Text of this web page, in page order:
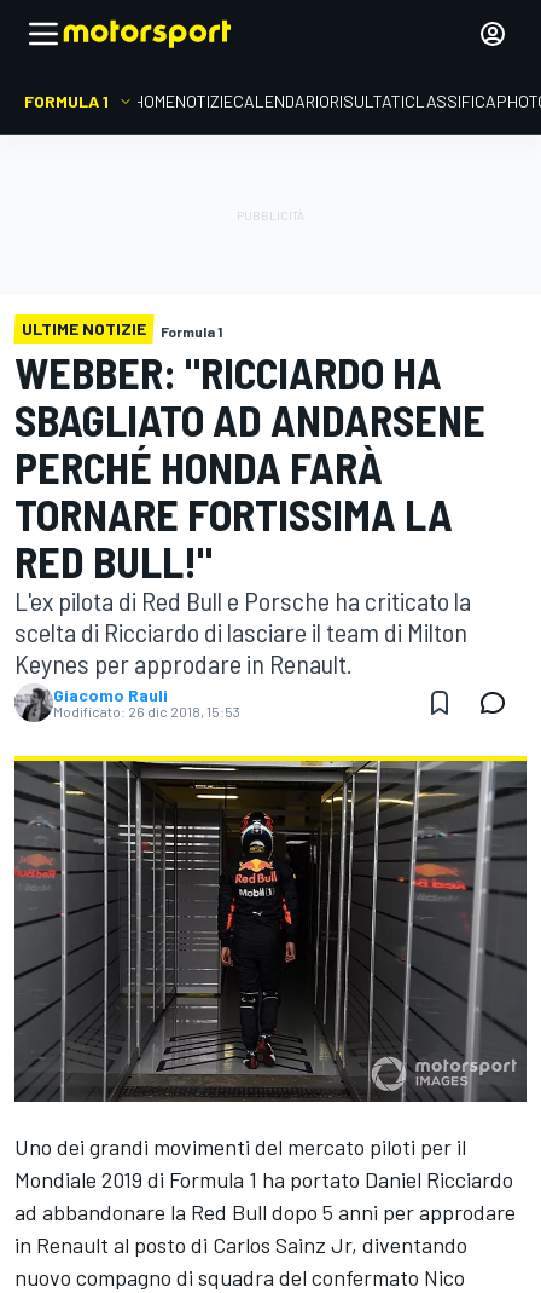
FORMULA 1 HOMENOTIZIECALENDARIORISULTATICLASSIFICA
ULTIME NOTIZIE Formula 1
WEBBER: "RICCIARDO HA
SBAGLIATO AD ANDARSENE
PERCHÉ HONDA FARÀ
TORNARE FORTISSIMA LA
RED BULL!"
L'ex pilota di Red Bull e Porsche ha criticato la
scelta di Ricciardo di lasciare il team di Milton
Keynes per approdare in Renault.
Giacomo Rauli
Modificato: 26 dic 2018, 15:53
Uno dei grandi movimenti del mercato piloti per il
Mondiale 2019 di Formula 1 ha portato Daniel Ricciardo
ad abbandonare la Red Bull dopo 5 anni per approdare
in Renault al posto di Carlos Sainz Jr, diventando
nuovo compagno di squadra del confermato Nico